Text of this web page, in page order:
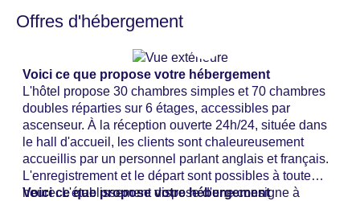
Offres d'hébergement
Voici ce que propose votre hébergement
L'hôtel propose 30 chambres simples et 70 chambres
doubles réparties sur 6 étages, accessibles par
ascenseur. À la réception ouverte 24h/24, située dans
le hall d'accueil, les clients sont chaleureusement
accueillis par un personnel parlant anglais et français.
L'enregistrement et le départ sont possibles à toute
heure. L'établissement dispose d'une consigne à
Voici ce que propose votre hébergement